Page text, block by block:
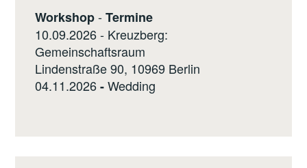
Workshop-Termine
10.09.2026 - Kreuzberg:
Gemeinschaftsraum
Lindenstraße 90, 10969 Berlin
04.11.2026-Wedding